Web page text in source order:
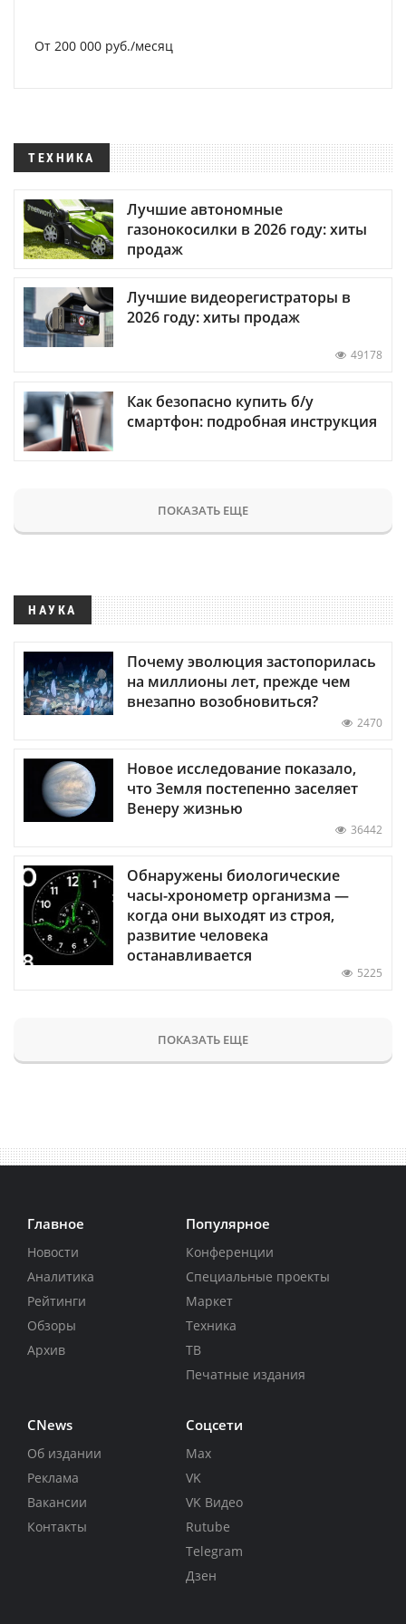
От 200 000 руб./месяц
ТЕХНИКА
Лучшие автономные
газонокосилки в 2026 году: хиты
продаж
Лучшие видеорегистраторы в
2026 году: хиты продаж
49178
Как безопасно купить б/у
смартфон: подробная инструкция
ПОКАЗАТЬ ЕЩЕ
НАУКА
Почему эволюция застопорилась
на миллионы лет, прежде чем
внезапно возобновиться?
2470
Новое исследование показало,
что Земля постепенно заселяет
Венеру жизнью
36442
Обнаружены биологические
часы-хронометр организма —
когда они выходят из строя,
развитие человека
останавливается
5225
ПОКАЗАТЬ ЕЩЕ
Главное
Новости
Аналитика
Рейтинги
Обзоры
Архив
Популярное
Конференции
Специальные проекты
Маркет
Техника
ТВ
Печатные издания
CNews
Об издании
Реклама
Вакансии
Контакты
Соцсети
Max
VK
VK Видео
Rutube
Telegram
Дзен